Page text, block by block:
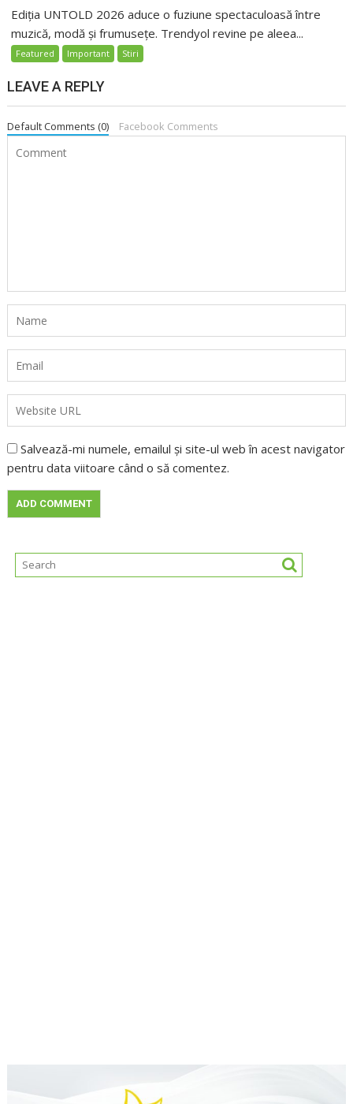
Ediția UNTOLD 2026 aduce o fuziune spectaculoasă între
muzică, modă și frumusețe. Trendyol revine pe aleea...
Featured Important Stiri
LEAVE A REPLY
Default Comments (0) Facebook Comments
Salvează-mi numele, emailul și site-ul web în acest navigator
pentru data viitoare când o să comentez.